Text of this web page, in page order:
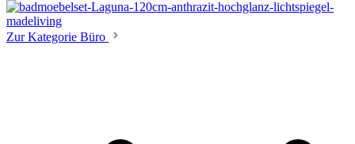
Zur Kategorie Büro